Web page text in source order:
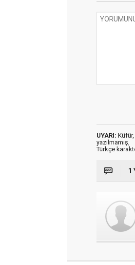
UYARI:
yazılmamış,
Türkçe
1